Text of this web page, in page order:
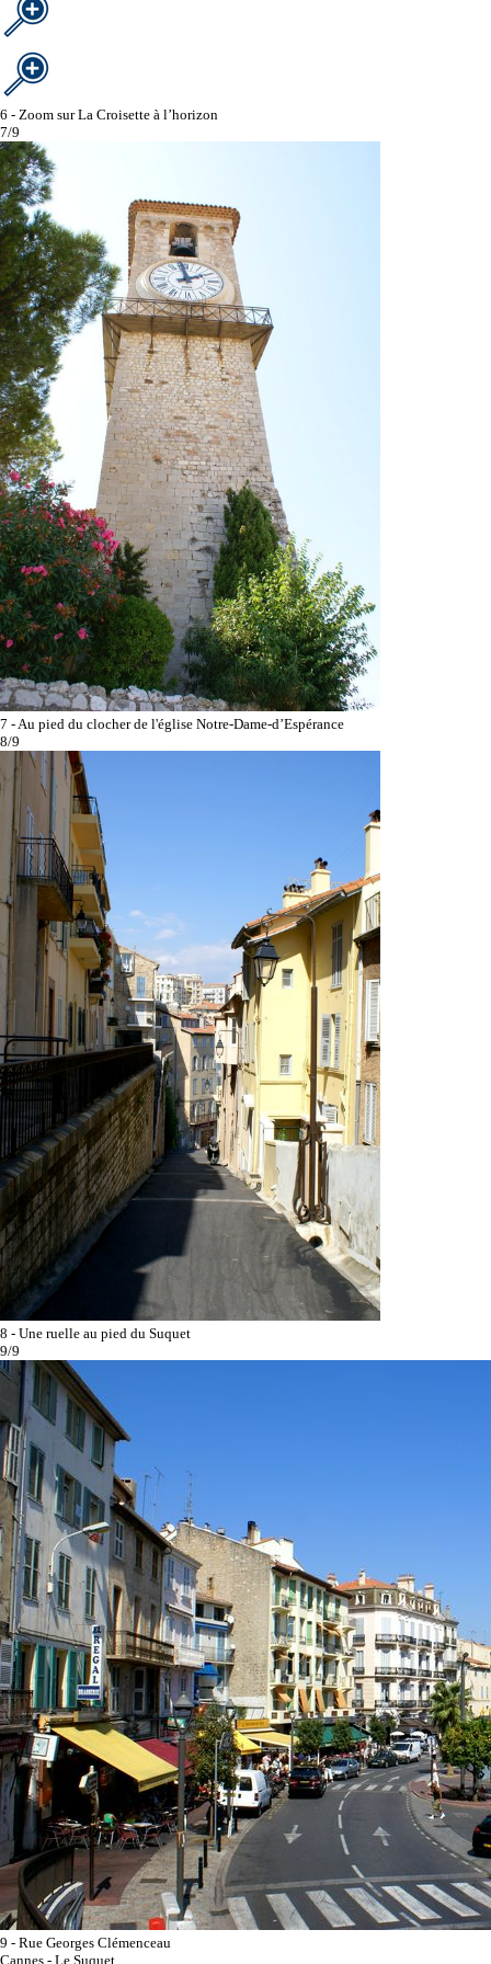
6 - Zoom sur La Croisette à l’horizon
7/9
7 - Au pied du clocher de l'église Notre-Dame-d’Espérance
8/9
8 - Une ruelle au pied du Suquet
9/9
9 - Rue Georges Clémenceau
Cannes - Le Suquet